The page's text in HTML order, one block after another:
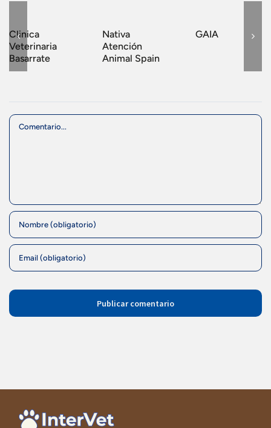
Clinica
Veterinaria
Basarrate
Nativa
Atención
Animal Spain
GAIA
Comment